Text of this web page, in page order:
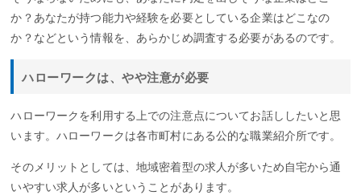
か？あなたが持つ能力や経験を必要としている企業はどこなの
か？などという情報を、あらかじめ調査する必要があるのです。
ハローワークは、やや注意が必要
ハローワークを利用する上での注意点についてお話ししたいと思
います。ハローワークは各市町村にある公的な職業紹介所です。
そのメリットとしては、地域密着型の求人が多いため自宅から通
いやすい求人が多いということがあります。